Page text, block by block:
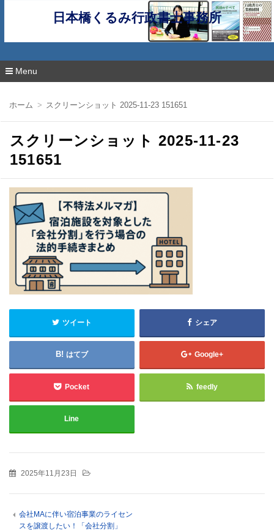
日本橋くるみ行政書士事務所
Menu
ン
ホーム スクリーンショット 2025-11-23 151651
スクリーンショット 2025-11-23
151651
ツイート シェア
はてブ Google+
Pocket feedly
Line
2025年11月23日
会社MAに伴い宿泊事業のライセン
スを譲渡したい！「会社分割」